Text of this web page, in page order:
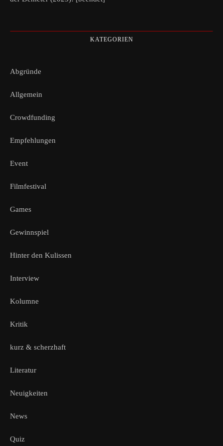
KATEGORIEN
Abgründe
Allgemein
Crowdfunding
Empfehlungen
Event
Filmfestival
Games
Gewinnspiel
Hinter den Kulissen
Interview
Kolumne
Kritik
kurz & scherzhaft
Literatur
Neuigkeiten
News
Quiz